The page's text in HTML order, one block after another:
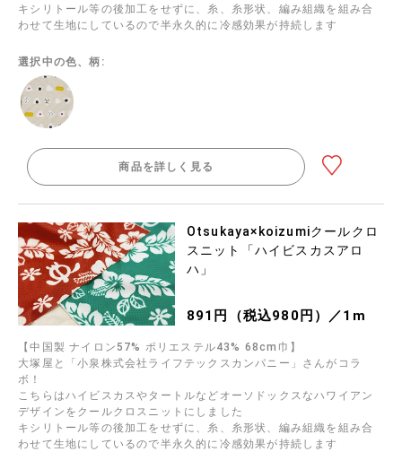
キシリトール等の後加工をせずに、糸、糸形状、編み組織を組み合
わせて生地にしているので半永久的に冷感効果が持続します
選択中の色、柄:
商品を詳しく見る
Otsukaya×koizumiクールクロ
スニット「ハイビスカスアロ
ハ」
891円（税込980円）／1m
【中国製 ナイロン57% ポリエステル43% 68cm巾】
大塚屋と「小泉株式会社ライフテックスカンパニー」さんがコラ
ボ！
こちらはハイビスカスやタートルなどオーソドックスなハワイアン
デザインをクールクロスニットにしました
キシリトール等の後加工をせずに、糸、糸形状、編み組織を組み合
わせて生地にしているので半永久的に冷感効果が持続します